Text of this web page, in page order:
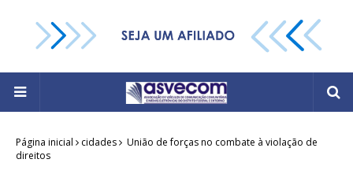
Página inicial cidades
União de forças no combate à violação de
direitos